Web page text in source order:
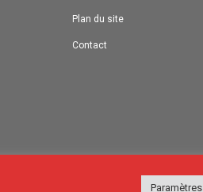
Plan du site
Contact
Paramètres